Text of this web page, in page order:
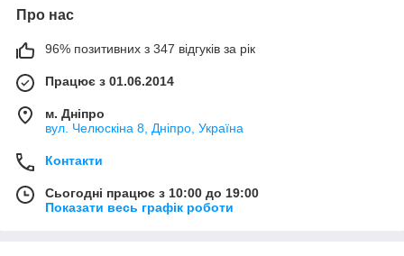
Про нас
96% позитивних з 347 відгуків за рік
Працює з 01.06.2014
м. Дніпро
вул. Челюскіна 8, Дніпро, Україна
Контакти
Сьогодні працює з 10:00 до 19:00
Показати весь графік роботи